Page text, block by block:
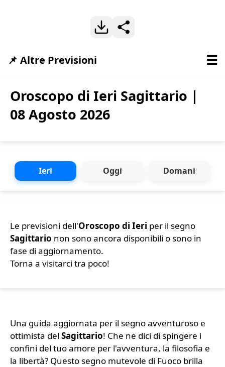
Oroscopo di Ieri Sagittario |
08 Agosto 2026
Ieri Oggi Domani
Le previsioni dell'Oroscopo di Ieri per il segno
Sagittario non sono ancora disponibili o sono in
fase di aggiornamento.
Torna a visitarci tra poco!
Una guida aggiornata per il segno avventuroso e
ottimista del Sagittario! Che ne dici di spingere i
confini del tuo amore per l'avventura, la filosofia e
la libertà? Questo segno mutevole di Fuoco brilla
📌 Altre Previsioni ☰